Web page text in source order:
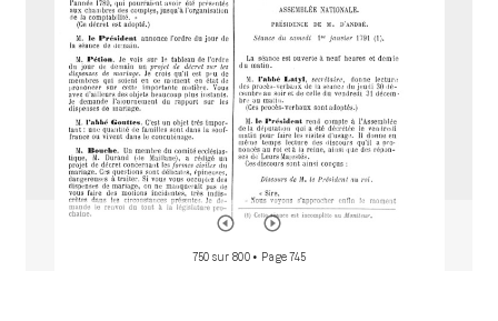
750 sur 800 • Page 745